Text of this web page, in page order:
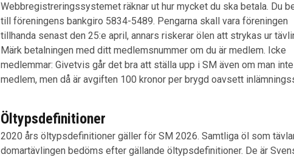
Webbregistreringssystemet räknar ut hur mycket du ska betala. Du
till föreningens bankgiro 5834-5489. Pengarna skall vara föreningen
tillhanda senast den 25:e april, annars riskerar ölen att strykas ur
Märk betalningen med ditt medlemsnummer om du är medlem. Icke
medlemmar: Givetvis går det bra att ställa upp i SM även om man
medlem, men då är avgiften 100 kronor per brygd oavsett
Öltypsdefinitioner
2020 års öltypsdefinitioner gäller för SM 2026. Samtliga öl som
domartävlingen bedöms efter gällande öltypsdefinitioner. De är